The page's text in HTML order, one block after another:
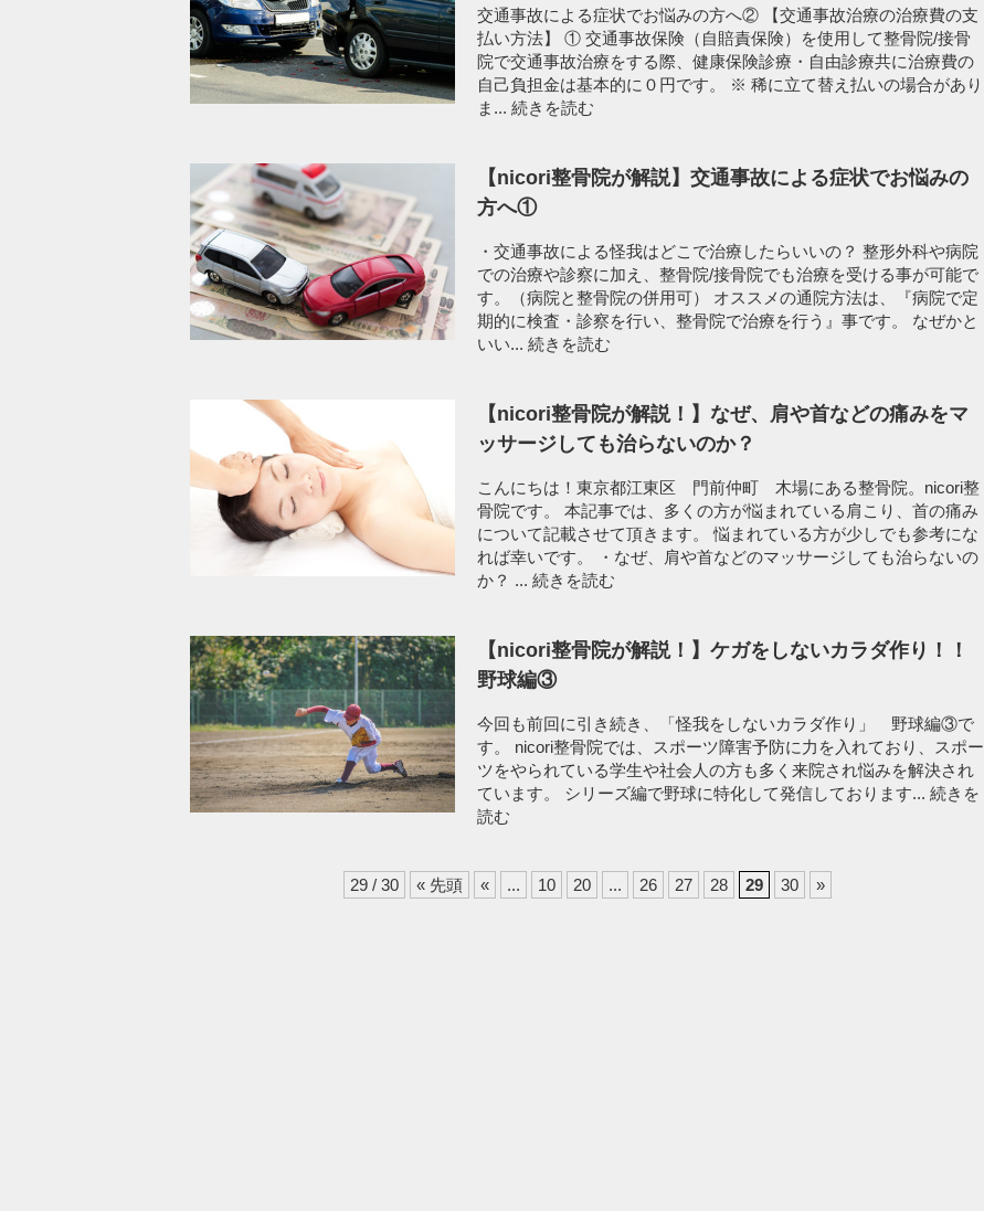
交通事故による症状でお悩みの方へ② 【交通事故治療の治療費の支
払い方法】 ① 交通事故保険（自賠責保険）を使用して整骨院/接骨
院で交通事故治療をする際、健康保険診療・自由診療共に治療費の
自己負担金は基本的に０円です。 ※ 稀に立て替え払いの場合があり
ま... 続きを読む
【nicori整骨院が解説】交通事故による症状でお悩みの
方へ①
・交通事故による怪我はどこで治療したらいいの？ 整形外科や病院
での治療や診察に加え、整骨院/接骨院でも治療を受ける事が可能で
す。（病院と整骨院の併用可） オススメの通院方法は、『病院で定
期的に検査・診察を行い、整骨院で治療を行う』事です。 なぜかと
いい... 続きを読む
【nicori整骨院が解説！】なぜ、肩や首などの痛みをマ
ッサージしても治らないのか？
こんにちは！東京都江東区 門前仲町 木場にある整骨院。nicori整
骨院です。 本記事では、多くの方が悩まれている肩こり、首の痛み
について記載させて頂きます。 悩まれている方が少しでも参考にな
れば幸いです。 ・なぜ、肩や首などのマッサージしても治らないの
か？ ... 続きを読む
【nicori整骨院が解説！】ケガをしないカラダ作り！！
野球編③
今回も前回に引き続き、「怪我をしないカラダ作り」 野球編③で
す。 nicori整骨院では、スポーツ障害予防に力を入れており、スポー
ツをやられている学生や社会人の方も多く来院され悩みを解決され
ています。 シリーズ編で野球に特化して発信しております... 続きを
読む
29 / 30 « 先頭 « ... 10 20 ... 26 27 28 29 30 »